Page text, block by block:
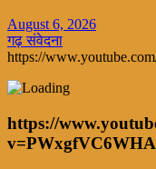
August 6, 2026
गढ़ संवेदना
https://
https://
v=PWxgfVC6WHA